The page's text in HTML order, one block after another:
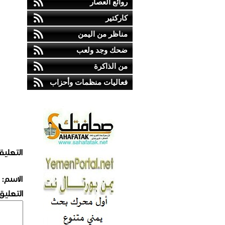
روائع العصار
كاركتير
مناظر من اليمن
ضحك وجد ولعب
من الذاكرة
فعاليات منظمات وأحزاب
الاسم: